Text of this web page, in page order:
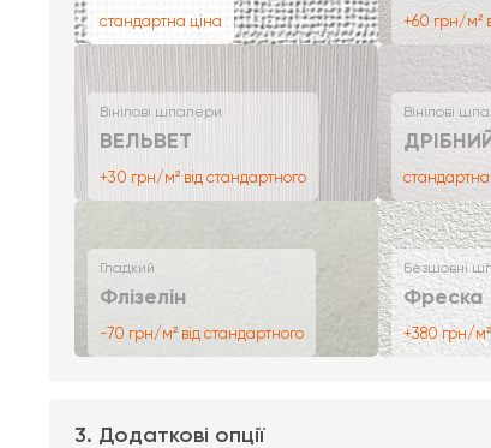
стандартна ціна +60 грн/м²
Вінілові шпалери
ВЕЛЬВЕТ
+30 грн/м² від стандартного
Вінілові
стандартна
Гладкий
Флізелін
-70 грн/м² від стандартного
Безшовні
Фреска
+380 грн/м²
3. Додаткові опції